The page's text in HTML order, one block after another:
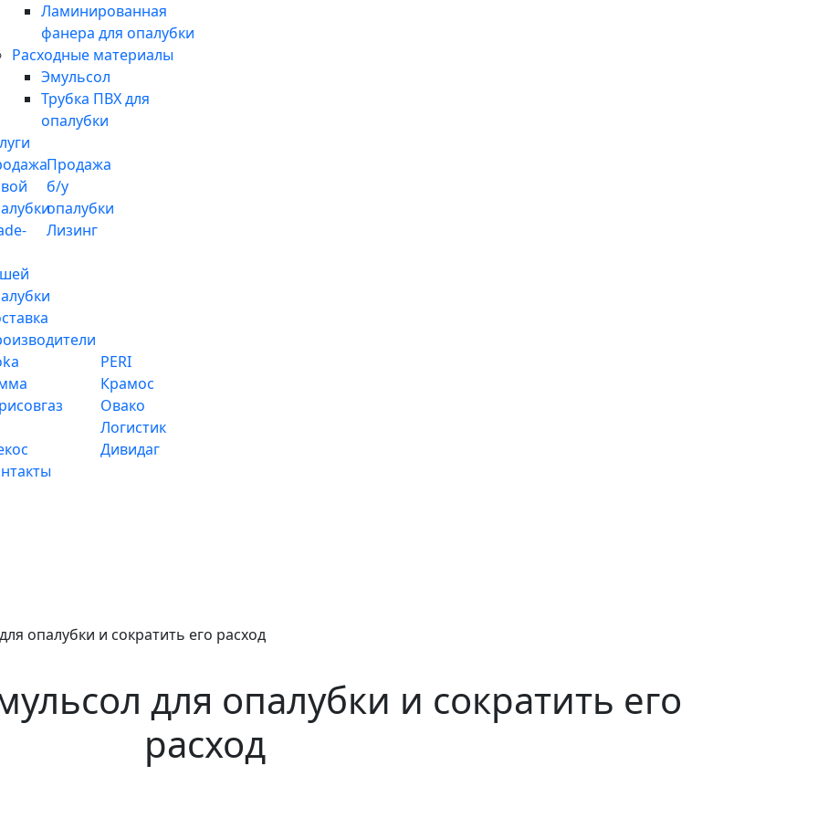
Ламинированная
фанера для опалубки
Расходные материалы
Эмульсол
Трубка ПВХ для
опалубки
Продажа
б/у
опалубки
Лизинг
PERI
Крамос
Овако
Логистик
Дивидаг
опалубки и сократить его расход
для опалубки и сократить его
расход